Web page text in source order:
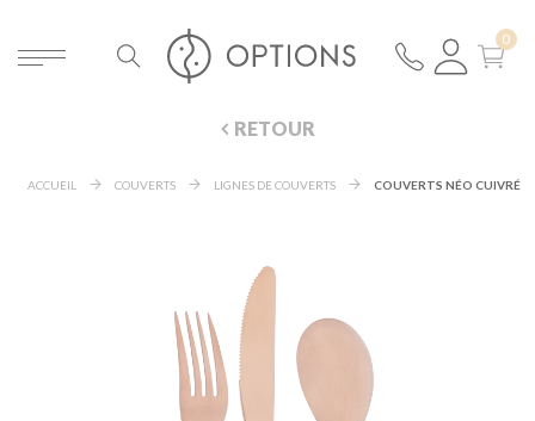
RETOUR
ACCUEIL COUVERTS LIGNES DE COUVERTS COUVERTS NÉO CUIVRÉ